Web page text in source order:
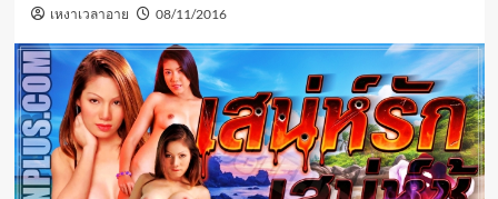
เหงาเวลาอาย 08/11/2016